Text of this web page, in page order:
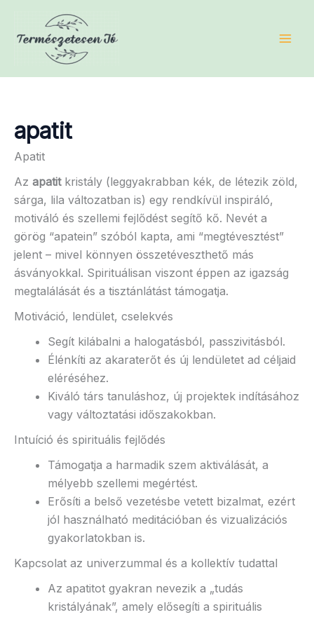
content
apatit
Apatit
Az apatitkristály (leggyakrabban kék, de létezik zöld,
sárga, lila változatban is) egy rendkívül inspiráló,
motiváló és szellemi fejlődést segítő kő. Nevét a
görög “apatein” szóból kapta, ami “megtévesztést”
jelent – mivel könnyen összetéveszthető más
ásványokkal. Spirituálisan viszont éppen az igazság
megtalálását és a tisztánlátást támogatja.
Motiváció, lendület, cselekvés
Segít kilábalni a halogatásból, passzivitásból.
Élénkíti az akaraterőt és új lendületet ad céljaid
eléréséhez.
Kiváló társ tanuláshoz, új projektek indításához
vagy változtatási időszakokban.
Intuíció és spirituális fejlődés
Támogatja a harmadik szem aktiválását, a
mélyebb szellemi megértést.
Erősíti a belső vezetésbe vetett bizalmat, ezért
jól használható meditációban és vizualizációs
gyakorlatokban is.
Kapcsolat az univerzummal és a kollektív tudattal
Az apatitot gyakran nevezik a „tudás
kristályának”, amely elősegíti a spirituális